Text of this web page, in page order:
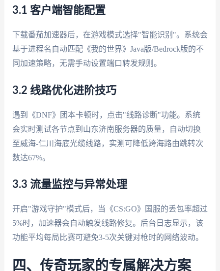
3.1 客户端智能配置
下载番茄加速器后，在游戏模式选择"智能识别"。系统会
基于进程名自动匹配《我的世界》Java版/Bedrock版的不
同加速策略，无需手动设置端口转发规则。
3.2 线路优化进阶技巧
遇到《DNF》团本卡顿时，点击"线路诊断"功能。系统
会实时测试各节点到山东济南服务器的质量，自动切换
至威海-仁川海底光缆线路，实测可降低跨海路由跳转次
数达67%。
3.3 流量监控与异常处理
开启"游戏守护"模式后，当《CS:GO》国服的丢包率超过
5%时，加速器会自动触发线路修复。后台日志显示，该
功能平均每局比赛可避免3-5次关键对枪时的网络波动。
四、传奇玩家的专属解决方案